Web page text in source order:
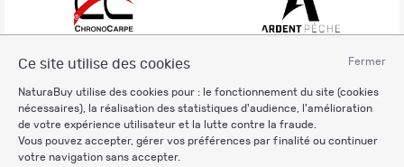
Fermer
Ce site utilise des cookies
NaturaBuy utilise des cookies pour : le fonctionnement du site (cookies
nécessaires), la réalisation des statistiques d'audience, l'amélioration
de votre expérience utilisateur et la lutte contre la fraude.
Vous pouvez accepter, gérer vos préférences par finalité ou continuer
votre navigation sans accepter.
Charte éthique
Mentions légales
Règlement & Conditions d'utilisation
Politique de protection